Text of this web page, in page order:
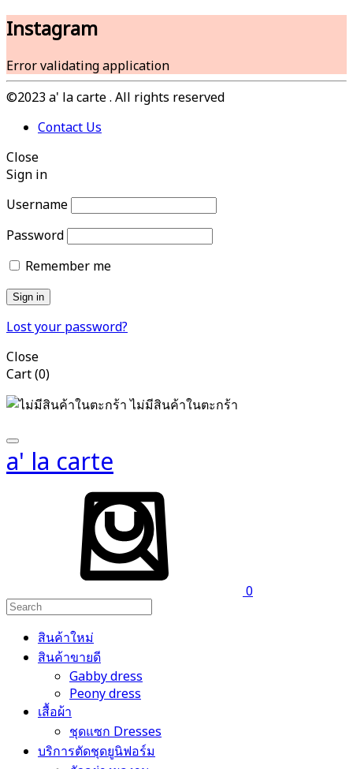
Instagram
Error validating application
©2023 a' la carte . All rights reserved
Contact Us
Close
Sign in
Username
Password
Remember me
Sign in
Lost your password?
Close
Cart(0)
ไม่มีสินค้าในตะกร้า
a' la carte
0
สินค้าใหม่
สินค้าขายดี
Gabby dress
Peony dress
เสื้อผ้า
ชุดแซก Dresses
บริการตัดชุดยูนิฟอร์ม